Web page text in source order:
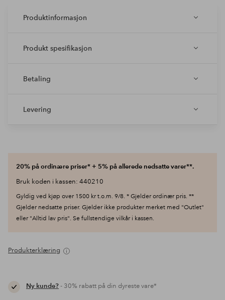
Produktinformasjon
Produkt spesifikasjon
Betaling
Levering
20% på ordinære priser* + 5% på allerede nedsatte varer**.
Bruk koden i kassen: 440210
Gyldig ved kjøp over 1500 kr t.o.m. 9/8. * Gjelder ordinær pris. **
Gjelder nedsatte priser. Gjelder ikke produkter merket med "Outlet"
eller "Alltid lav pris". Se fullstendige vilkår i kassen.
Produkterklæring
Ny kunde?- 30% rabatt på din dyreste vare*